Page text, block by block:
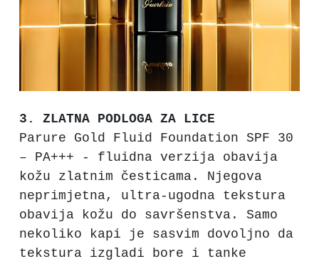
3. ZLATNA PODLOGA ZA LICE
Parure Gold Fluid Foundation SPF 30
– PA+++ - fluidna verzija obavija
kožu zlatnim česticama. Njegova
neprimjetna, ultra-ugodna tekstura
obavija kožu do savršenstva. Samo
nekoliko kapi je sasvim dovoljno da
tekstura izgladi bore i tanke